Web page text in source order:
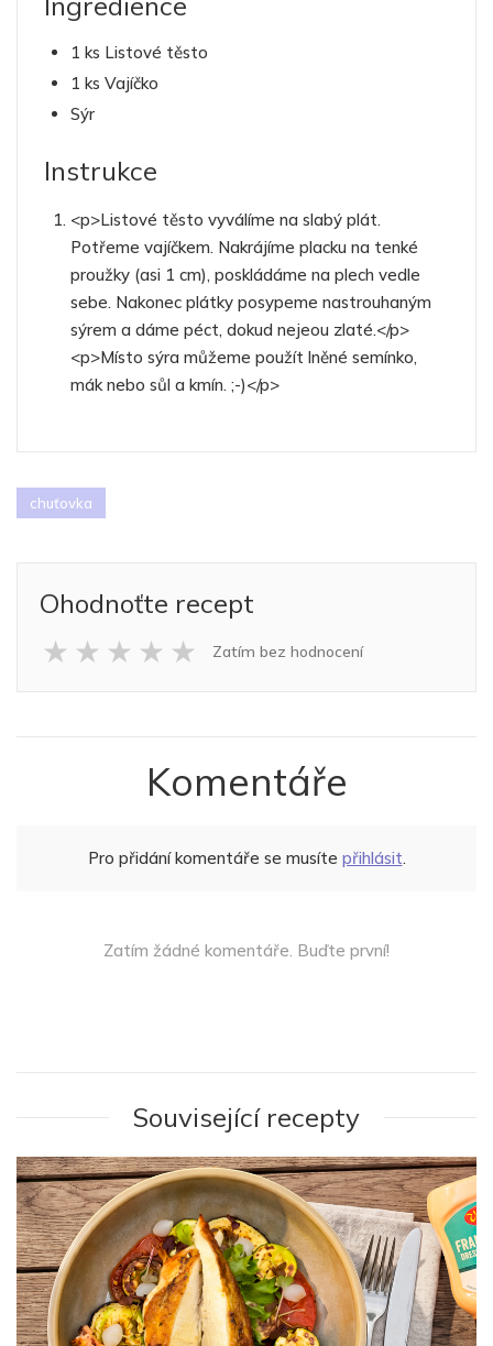
1 ks Listové těsto
1 ks Vajíčko
Sýr
Instrukce
<p>Listové těsto vyválíme na slabý plát.
Potřeme vajíčkem. Nakrájíme placku na tenké
proužky (asi 1 cm), poskládáme na plech vedle
sebe. Nakonec plátky posypeme nastrouhaným
sýrem a dáme péct, dokud nejeou zlaté.</p>
<p>Místo sýra můžeme použít lněné semínko,
mák nebo sůl a kmín. ;-)</p>
chuťovka
Ohodnoťte recept
★ ★ ★ ★ ★ Zatím bez hodnocení
Komentáře
Pro přidání komentáře se musíte přihlásit.
Zatím žádné komentáře. Buďte první!
Související recepty